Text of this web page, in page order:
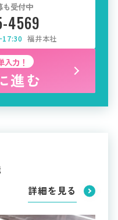
も受付中
4569
福井本社
入力！
進む
詳細を見る